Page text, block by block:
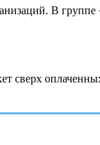
В группе
сверх